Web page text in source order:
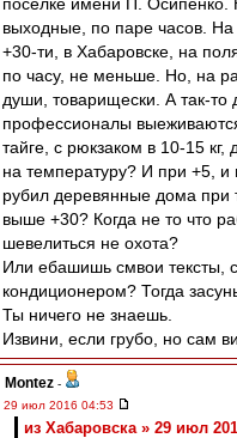
выходные, по паре часов.
+30-ти, в Хабаровске, на
по часу, не меньше. Но, на
души, товарищески. А так-то
профессионалы
тайге, с рюкзаком в 10-15
на температуру? И при +5, и
рубил деревянные дома при
выше +30? Когда не то что
шевелиться не охота?
Или ебашишь смвои тексты,
кондиционером? Тогда
Ты ничего не знаешь.
Извини, если грубо, но сам
Montez -
29 июл 2016 04:53
из Хабаровска » 29 июл